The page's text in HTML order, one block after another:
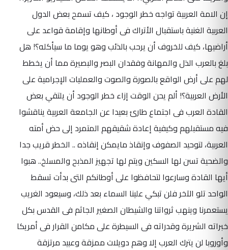
إن الامة العربية تواجه خطر الوجود ، كيف تسمح بعض الدول
العربية الغنية باستقبال الأتراك فى أوطانها وإقامة قواعد على
أراضيها، كيف للخروف أن يرحب بالذئب وهو يوما ما سيأكله؟! هل
بلغ بالعرب الذل والمهانة وفقدان البصر والبصيرة مما أن يخطط
لهم على أرض الواقع بالصورة والصوت والعمليات الإجرامية على
الأرض العربية؟! ألم يحن الوقت إزاء خطر الوجود أن يلتقي بعض
القادة العرب فى اجتماع طارئ بعيدا عن الجامعة العربية يناقشوا
فيه مستقبلهم وكيفية إعادة شقيقهم المتمرد إلى حض أمته
العربية، لتوحيد الصفوف وإنقاذ مايمكن إنقاذه .. الخطر قريب جدا
والضحية تسن لها السكين ويتم لها تجهيز المذبح والمسلخ.. هبوا
أيها القادة وسارعوا لتحافظوا على أوطانكم التى بدأت تسقط
الواحد تلو الآخر فلن تبكي علينا السماء بعد ذلك، وسيعود الغريب
يستعمرنا وينهب ثرواتنا والشيطان الصغير الجاثم فى القدس بكل
خبراته الشريرة وقدراته فى السيطرة على مكامن القرار فى أمريكا
وأوروبا لن يترك العرب إلا وهم دويلات ممزقة وعبيد مرتزقة